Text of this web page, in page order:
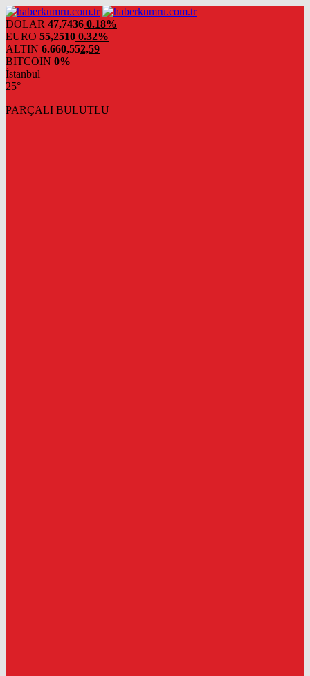
DOLAR 47,7436 0.18%
EURO 55,2510 0.32%
ALTIN 6.660,552,59
BITCOIN 0%
İstanbul
25°
PARÇALI BULUTLU